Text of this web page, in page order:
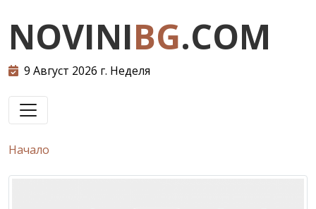
NOVINIBG.COM
9 Август 2026 г. Неделя
Начало